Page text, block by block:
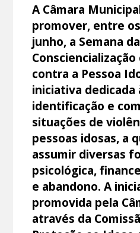
A Câmara
promover, entre
junho, a Semana da
contra a Pessoa
iniciativa dedicada
identificação e
situações de
pessoas idosas, a
assumir diversas
psicológica,
e abandono. A
promovida pela
através da